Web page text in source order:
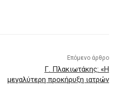
Επόμενο άρθρο
Γ. Πλακιωτάκης: «Η
μεγαλύτερη προκήρυξη ιατρών